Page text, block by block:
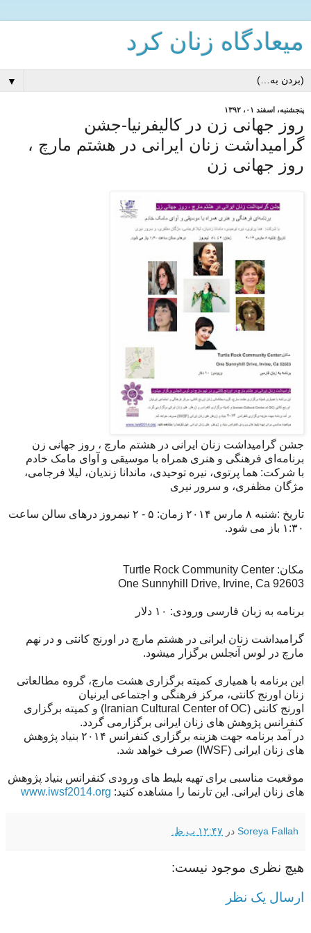
میعادگاه زنان كرد
▼
پنجشنبه، اسفند ۰۱، ۱۳۹۲
روز جهانی زن در کالیفرنیا-جشن
گرامیداشت زنان ایرانی در هشتم مارچ ،
روز جهانی زن
جشن گرامیداشت زنان ایرانی در هشتم مارچ ، روز جهانی زن
برنامه‌ای فرهنگی‌ و هنری همراه با موسیقی و آوای مامک خادم
با شرکت: هما پرتوی، نیره توحیدی، ماندانا زندیان، لیلا فرجامی،
مژگان مظفری، و سرور نیری
تاریخ :شنبه ۸ مارس ۲۰۱۴ زمان: ۵ - ۲ نیمروز درهای سالن ساعت
۱:۳۰ باز می شود.
مکان: Turtle Rock Community Center
92603 One Sunnyhill Drive, Irvine, Ca
برنامه به زبان فارسی ورودی: ۱۰ دلار
گرامیداشت زنان ایرانی در هشتم مارچ در اورنج کانتی و در نهم
مارچ در لوس آنجلس برگزار میشود.
این برنامه با همیاری کمیته برگزاری هشت مارچ، گروه مطالعاتی
زنان اورنج کانتی، مرکز فرهنگی و اجتماعی ایرنیان
اورنج کانتی (Iranian Cultural Center of OC) و کمیته برگزاری
کنفرانس پژوهش‌ های زنان ایرانی برگزارمی گردد.
در آمد برنامه جهت هزینه برگزاری کنفرانس ۲۰۱۴ بنیاد پژوهش‌
های زنان ایرانی (IWSF) صرف خواهد شد.
موقعیت مناسبی برای تهیه بلیط های ورودی کنفرانس بنیاد پژوهش‌
های زنان ایرانی. این تارنما را مشاهده کنید: www.iwsf2014.org
Soreya Fallah در ۱۲:۴۷ ب.ظ.
هیچ نظری موجود نیست:
ارسال یک نظر